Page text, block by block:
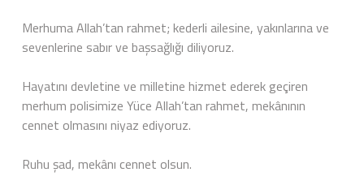
Merhuma Allah’tan rahmet; kederli ailesine, yakınlarına ve
sevenlerine sabır ve başsağlığı diliyoruz.
Hayatını devletine ve milletine hizmet ederek geçiren
merhum polisimize Yüce Allah’tan rahmet, mekânının
cennet olmasını niyaz ediyoruz.
Ruhu şad, mekânı cennet olsun.